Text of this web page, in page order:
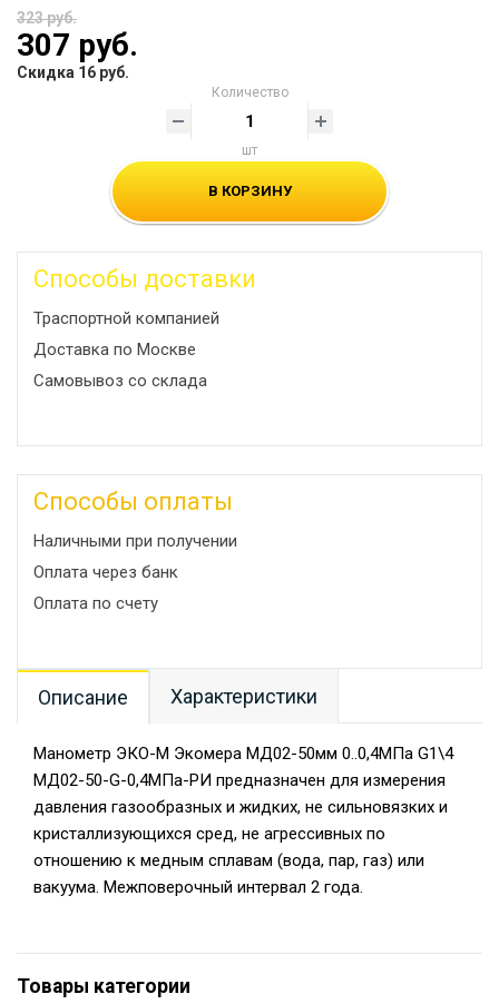
323 руб.
307 руб.
Скидка 16 руб.
Количество
шт
В КОРЗИНУ
Способы доставки
Траспортной компанией
Доставка по Москве
Самовывоз со склада
Способы оплаты
Наличными при получении
Оплата через банк
Оплата по счету
Описание Характеристики
Манометр ЭКО-М Экомера МД02-50мм 0..0,4МПа G1\4
МД02-50-G-0,4МПа-РИ предназначен для измерения
давления газообразных и жидких, не сильновязких и
кристаллизующихся сред, не агрессивных по
отношению к медным сплавам (вода, пар, газ) или
вакуума. Межповерочный интервал 2 года.
Товары категории